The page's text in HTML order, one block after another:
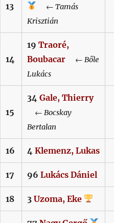
13 ← Tamás
Krisztián
14
19 Traoré,
Boubacar
← Bőle
Lukács
15
34 Gale, Thierry
← Bocskay
Bertalan
16 4 Klemenz, Lukas
17 96 Lukács Dániel
18 3 Uzoma, Eke